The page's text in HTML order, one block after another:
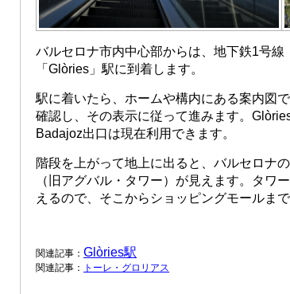
バルセロナ市内中心部からは、地下鉄1号
「Glòries」駅に到着します。
駅に着いたら、ホームや構内にある案内図
確認し、その表示に従って進みます。
Badajoz出口は現在利用できます。
階段を上がって地上に出ると、バルセロナ
（旧アグバル・タワー）が見えます。タワ
えるので、そこからショッピングモールま
関連記事： Glòries駅
関連記事： トーレ・グロリアス